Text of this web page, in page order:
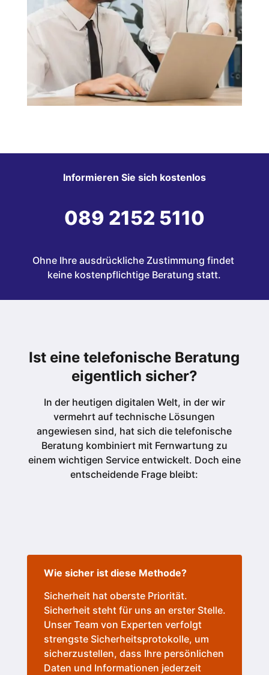
Informieren Sie sich kostenlos
089 2152 5110
Ohne Ihre ausdrückliche Zustimmung findet
keine kostenpflichtige Beratung statt.
Ist eine telefonische Beratung
eigentlich sicher?
In der heutigen digitalen Welt, in der wir
vermehrt auf technische Lösungen
angewiesen sind, hat sich die telefonische
Beratung kombiniert mit Fernwartung zu
einem wichtigen Service entwickelt. Doch eine
entscheidende Frage bleibt:
Wie sicher ist diese Methode?
Sicherheit hat oberste Priorität.
Sicherheit steht für uns an erster Stelle.
Unser Team von Experten verfolgt
strengste Sicherheitsprotokolle, um
sicherzustellen, dass Ihre persönlichen
Daten und Informationen jederzeit